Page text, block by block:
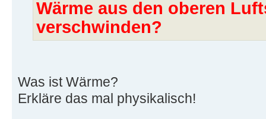
Wärme aus den oberen
verschwinden?
Was ist Wärme?
Erkläre das mal physikalisch!